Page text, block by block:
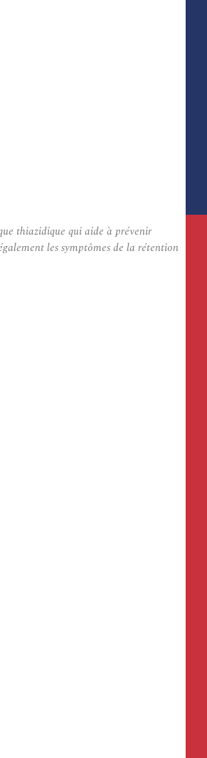
thiazidique qui aide à prévenir
les symptômes de la rétention